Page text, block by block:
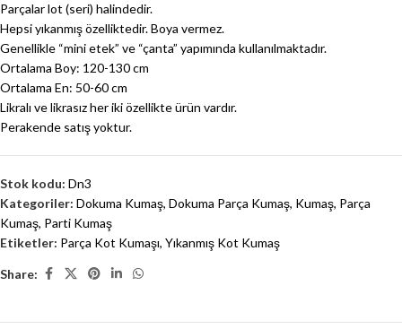
Parçalar lot (seri) halindedir.
Hepsi yıkanmış özelliktedir. Boya vermez.
Genellikle “mini etek” ve “çanta” yapımında kullanılmaktadır.
Ortalama Boy: 120-130 cm
Ortalama En: 50-60 cm
Likralı ve likrasız her iki özellikte ürün vardır.
Perakende satış yoktur.
Stok kodu: Dn3
Kategoriler: Dokuma Kumaş, Dokuma Parça Kumaş, Kumaş, Parça
Kumaş, Parti Kumaş
Etiketler: Parça Kot Kumaşı, Yıkanmış Kot Kumaş
Share: